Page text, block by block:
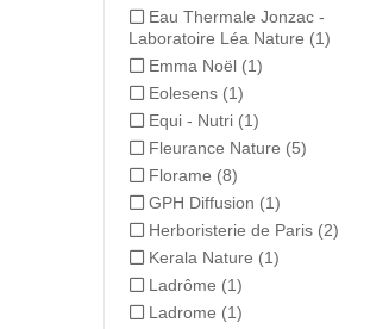
Eau Thermale Jonzac -
Laboratoire Léa Nature (1)
Emma Noël (1)
Eolesens (1)
Equi - Nutri (1)
Fleurance Nature (5)
Florame (8)
GPH Diffusion (1)
Herboristerie de Paris (2)
Kerala Nature (1)
Ladrôme (1)
Ladrome (1)